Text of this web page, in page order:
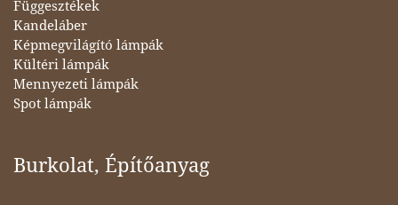
Függesztékek
Kandeláber
Képmegvilágító lámpák
Kültéri lámpák
Mennyezeti lámpák
Spot lámpák
Burkolat, Építőanyag